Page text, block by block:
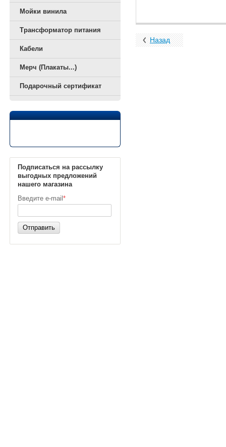
Мойки винила
Трансформатор питания
Кабели
Мерч (Плакаты...)
Подарочный сертификат
Подписаться на рассылку
выгодных предложений
нашего магазина
Введите e-mail *
Отправить
Назад